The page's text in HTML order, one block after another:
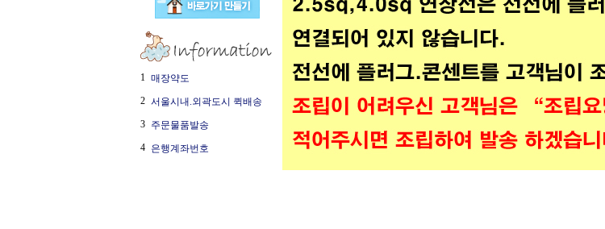
1 매장약도
2 서울시내.외곽도시 퀵배송
3 주문물품발송
4 은행계좌번호